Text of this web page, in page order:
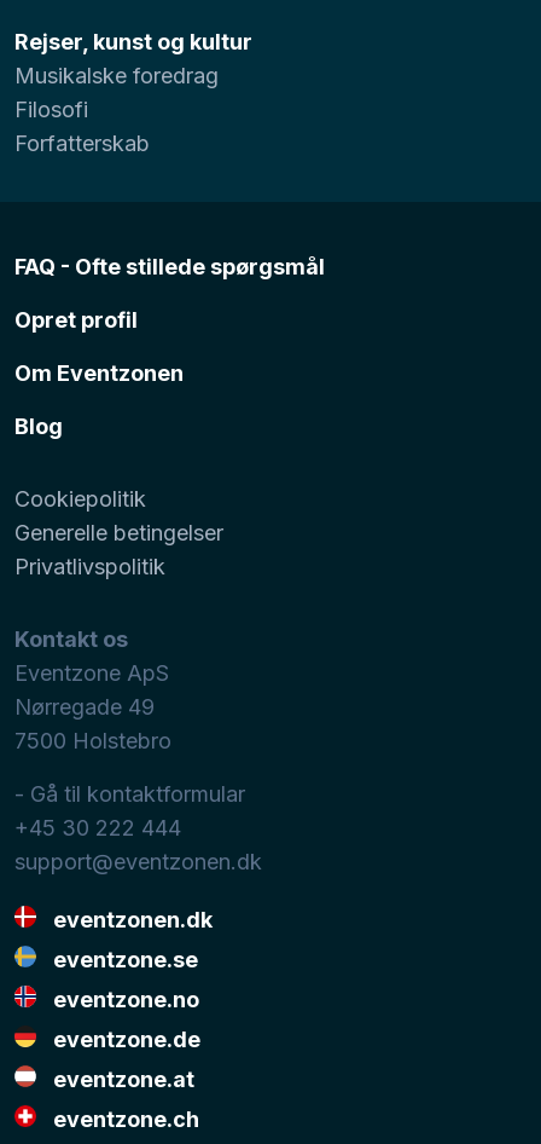
Rejser, kunst og kultur
Musikalske foredrag
Filosofi
Forfatterskab
FAQ - Ofte stillede spørgsmål
Opret profil
Om Eventzonen
Blog
Cookiepolitik
Generelle betingelser
Privatlivspolitik
Kontakt os
Eventzone ApS
Nørregade 49
7500 Holstebro
- Gå til kontaktformular
+45 30 222 444
support@eventzonen.dk
eventzonen.dk
eventzone.se
eventzone.no
eventzone.de
eventzone.at
eventzone.ch